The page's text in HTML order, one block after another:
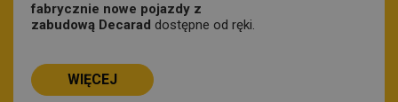
fabrycznie nowe pojazdy z
zabudową Decarad dostępne od ręki.
WIĘCEJ